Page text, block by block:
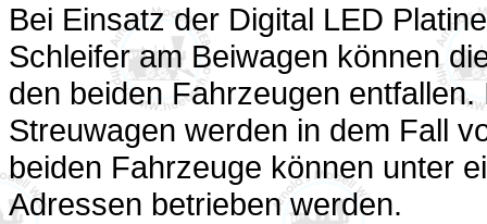
Bei Einsatz der Digital LED
Schleifer am Beiwagen können
den beiden Fahrzeugen
Streuwagen werden in dem Fall
beiden Fahrzeuge können unter
Adressen betrieben werden.